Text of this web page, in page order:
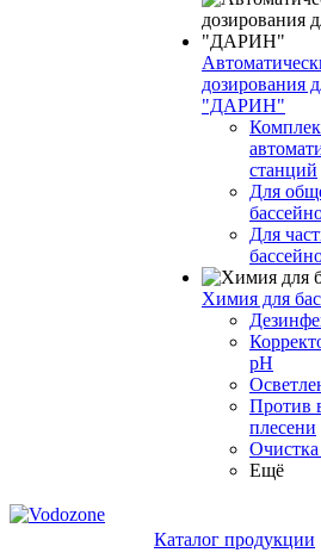
дозирования
"ДАРИН"
станций
Для
Для
Химия для
pH
Против
плесени
Ещё
Каталог продукции